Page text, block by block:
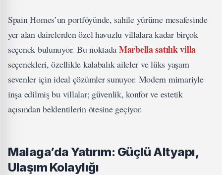
Spain Homes’un portföyünde, sahile yürüme mesafesinde
yer alan dairelerden özel havuzlu villalara kadar birçok
seçenek bulunuyor. Bu noktada Marbella satılık villa
seçenekleri, özellikle kalabalık aileler ve lüks yaşam
sevenler için ideal çözümler sunuyor. Modern mimariyle
inşa edilmiş bu villalar; güvenlik, konfor ve estetik
açısından beklentilerin ötesine geçiyor.
Malaga’da Yatırım: Güçlü Altyapı,
Ulaşım Kolaylığı